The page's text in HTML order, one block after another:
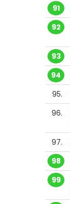
91
92
93
94
95.
96.
97.
98
99